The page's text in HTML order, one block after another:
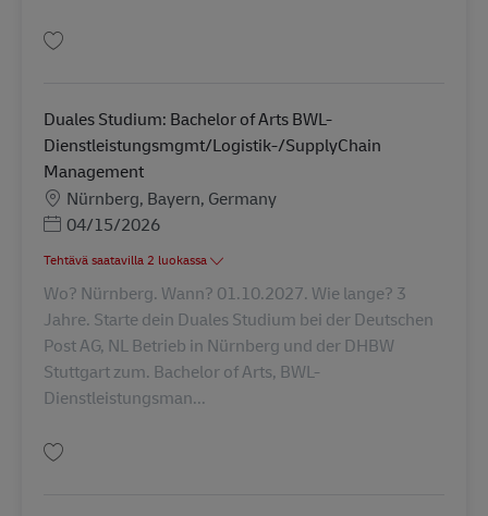
Duales Studium: Bachelor of Arts BWL-
Dienstleistungsmgmt/Logistik-/SupplyChain
Management
SijaintiNürnberg, Bayern, Germany
Posted Date
04/15/2026
Tehtävä saatavilla 2 luokassa
Wo? Nürnberg. Wann? 01.10.2027. Wie lange? 3
Jahre. Starte dein Duales Studium bei der Deutschen
Post AG, NL Betrieb in Nürnberg und der DHBW
Stuttgart zum. Bachelor of Arts, BWL-
Dienstleistungsman...